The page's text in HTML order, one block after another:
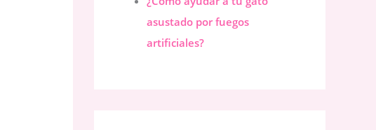
asustado por fuegos
artificiales?